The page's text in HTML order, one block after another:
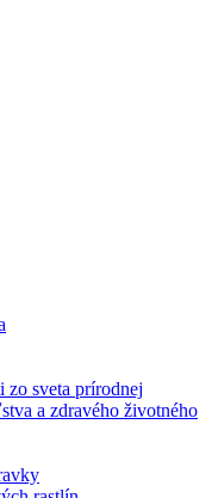
sveta prírodnej
a zdravého životného